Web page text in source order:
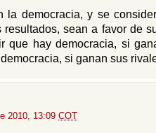
la democracia, y se
resultados, sean a favor de
que hay democracia, si
si ganan sus
2010, 13:09 COT